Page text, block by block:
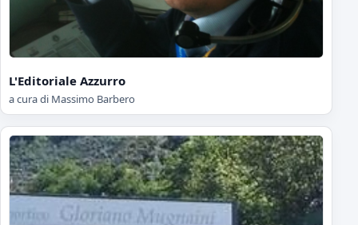
L'Editoriale Azzurro
a cura di Massimo Barbero